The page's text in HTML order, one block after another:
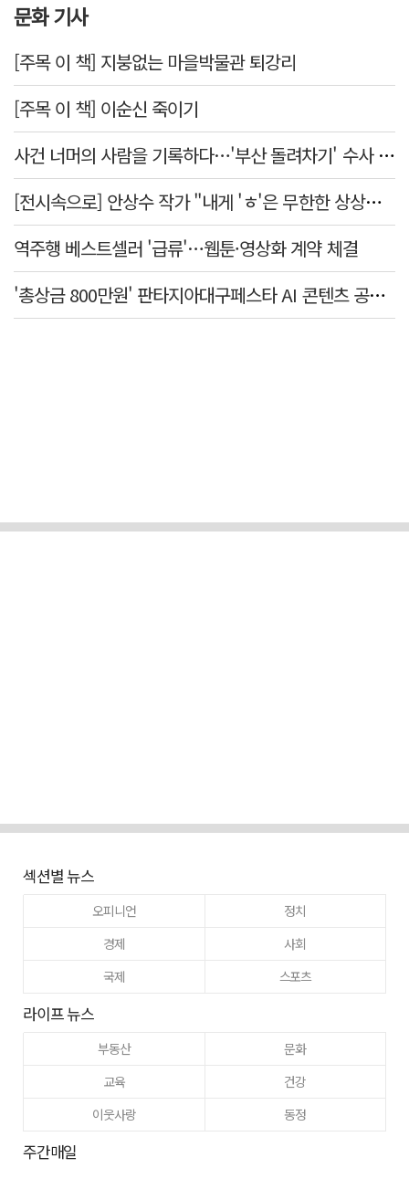
문화 기사
[주목 이 책] 지붕없는 마을박물관 퇴강리
[주목 이 책] 이순신 죽이기
사건 너머의 사람을 기록하다…'부산 돌려차기' 수사 검사의 15년
[전시속으로] 안상수 작가 "내게 'ㅎ'은 무한한 상상을 일으키는 촉매"
역주행 베스트셀러 '급류'…웹툰·영상화 계약 체결
'총상금 800만원' 판타지아대구페스타 AI 콘텐츠 공모전 개최
섹션별 뉴스
오피니언
정치
경제
사회
국제
스포츠
라이프 뉴스
부동산
문화
교육
건강
이웃사랑
동정
주간매일